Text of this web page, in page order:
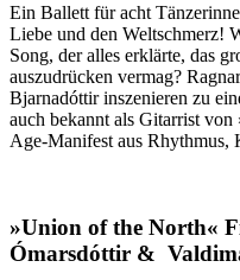
Ein Ballett für acht
Liebe und den Weltschmerz!
Song, der alles erklärte, das
auszudrücken vermag?
Bjarnadóttir inszenieren zu
auch bekannt als Gitarrist
Age-Manifest aus Rhythmus,
»Union of the North«
Ómarsdóttir &